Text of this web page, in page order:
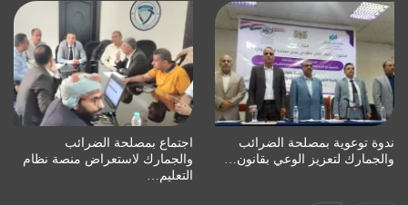
ندوة توعوية بمصلحة الضرائب
والجمارك لتعزيز الوعي بقانون…
اجتماع بمصلحة الضرائب
والجمارك لاستعراض منصة نظام
التعليم…